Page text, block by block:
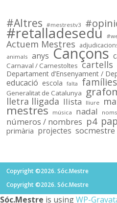
primària i secundària
socmestre.cat/
#Altres #mestrestv3
#retalladesedu
Actuem Mestres
animals anys Cançons
Carnaval / Carnestoltes cartells
Departament d’Ensenyament /
educació escola falta famílies
Generalitat de Catalunya
lletra lligada llista lliure
mestres música nadal noms
números / nombres p4
primària projectes socmestre
Copyright ©2026. Sóc.Mestre
Copyright ©2026. Sóc.Mestre
Sóc.Mestre is usingWP-